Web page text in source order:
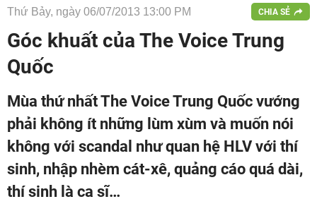
Thứ Bảy, ngày 06/07/2013 13:00 PM CHIA SẺ
Góc khuất của The Voice Trung
Quốc
Mùa thứ nhất The Voice Trung Quốc vướng
phải không ít những lùm xùm và muốn nói
không với scandal như quan hệ HLV với thí
sinh, nhập nhèm cát-xê, quảng cáo quá dài,
thí sinh là ca sĩ…